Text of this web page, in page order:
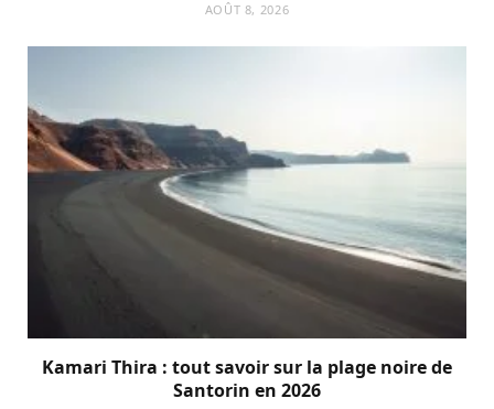
AOÛT 8, 2026
Kamari Thira : tout savoir sur la plage noire de
Santorin en 2026